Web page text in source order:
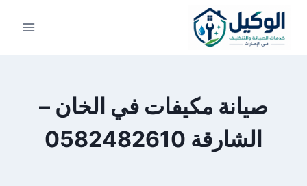
التجاوز
المحتوى
صيانة مكيفات في الخان –
الشارقة 0582482610